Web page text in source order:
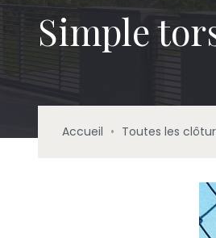
Simple
Accueil • Toutes les